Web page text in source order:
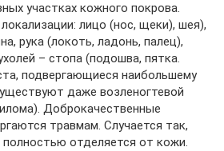
участках кожного покрова.
лицо (нос, щеки), шея),
рука (локоть, ладонь, палец),
– стопа (подошва, пятка.
подвергающиеся наибольшему
даже возленогтевой
Доброкачественные
травмам. Случается так,
полностью отделяется от кожи.